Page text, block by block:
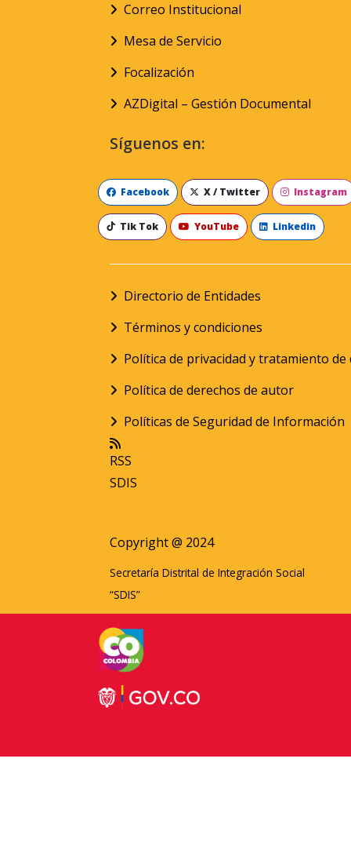
Correo Institucional
Mesa de Servicio
Focalización
AZDigital – Gestión Documental
Síguenos en:
Facebook X / Twitter Instagram
Tik Tok YouTube Linkedin
Directorio de Entidades
Términos y condiciones
Política de privacidad y tratamiento
Política de derechos de autor
Políticas de Seguridad de Información
RSS
SDIS
Copyright @ 2024
Secretaría Distrital de Integración Social
“SDIS”